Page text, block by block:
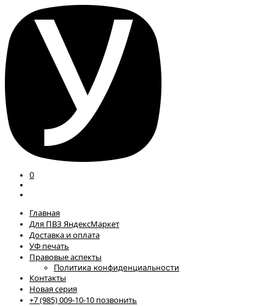
0
Главная
Для ПВЗ ЯндексМаркет
Доставка и оплата
УФ печать
Правовые аспекты
Политика конфиденциальности
Контакты
Новая серия
+7 (985) 009-10-10 позвонить